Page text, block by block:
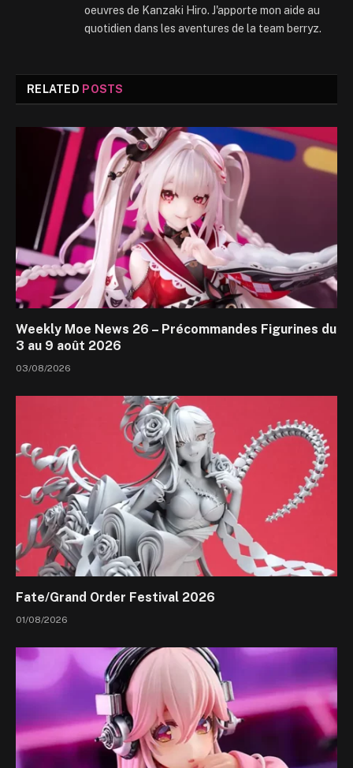
oeuvres de Kanzaki Hiro. J'apporte mon aide au
quotidien dans les aventures de la team berryz.
RELATED POSTS
Weekly Moe News 26 – Précommandes Figurines du
3 au 9 août 2026
03/08/2026
Fate/Grand Order Festival 2026
01/08/2026